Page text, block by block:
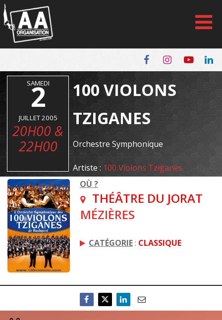
Panneau de gestion des cookies
SAMEDI
2
JUILLET 2005
20H00 &
22H00
100 VIOLONS
TZIGANES
Orchestre Symphonique
Artiste : 100 Violons Tziganes
OÙ ?
THÉÂTRE DU JORAT
MÉZIÈRES
CATÉGORIE: CLASSIQUE